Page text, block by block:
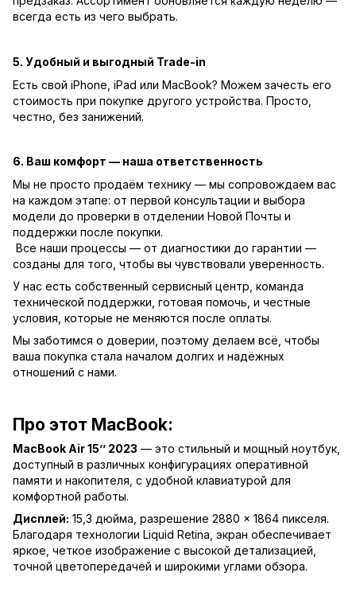
всегда есть из чего выбрать.
5. Удобный и выгодный Trade-in
Есть свой iPhone, iPad или MacBook? Можем зачесть его
стоимость при покупке другого устройства. Просто,
честно, без занижений.
6. Ваш комфорт — наша ответственность
Мы не просто продаём технику — мы сопровождаем вас
на каждом этапе: от первой консультации и выбора
модели до проверки в отделении Новой Почты и
поддержки после покупки.
Все наши процессы — от диагностики до гарантии —
созданы для того, чтобы вы чувствовали уверенность.
У нас есть собственный сервисный центр, команда
технической поддержки, готовая помочь, и честные
условия, которые не меняются после оплаты.
Мы заботимся о доверии, поэтому делаем всё, чтобы
ваша покупка стала началом долгих и надёжных
отношений с нами.
Про этот MacBook:
MacBook Air 15’’ 2023 — это стильный и мощный ноутбук,
доступный в различных конфигурациях оперативной
памяти и накопителя, с удобной клавиатурой для
комфортной работы.
Дисплей: 15,3 дюйма, разрешение 2880 × 1864 пикселя.
Благодаря технологии Liquid Retina, экран обеспечивает
яркое, четкое изображение с высокой детализацией,
точной цветопередачей и широкими углами обзора.